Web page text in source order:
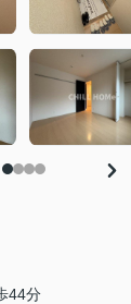
44分